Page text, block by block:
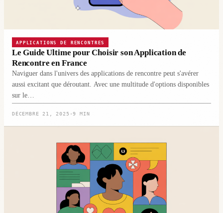
APPLICATIONS DE RENCONTRES
Le Guide Ultime pour Choisir son Application de
Rencontre en France
Naviguer dans l'univers des applications de rencontre peut s'avérer
aussi excitant que déroutant. Avec une multitude d'options disponibles
sur le…
DÉCEMBRE 21, 2025 ·9 MIN